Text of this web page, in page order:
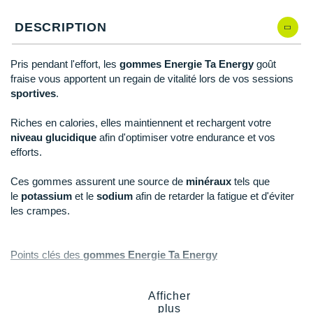
Qté: 5
Qté: 6
Qté: 7
Qté: 8
Qté: 9
DESCRIPTION
Pris pendant l'effort, les gommes Energie Ta Energy goût
fraise vous apportent un regain de vitalité lors de vos sessions
sportives.
Riches en calories, elles maintiennent et rechargent votre
niveau glucidique afin d'optimiser votre endurance et vos
efforts.
Ces gommes assurent une source de minéraux tels que
le potassium et le sodium afin de retarder la fatigue et d'éviter
les crampes.
Points clés des gommes Energie Ta Energy
Gomme à mâcher semi-solide
Afficher
plus
Scott
The North Face
Under Armour
+ Voir toutes les marques
Scott
The North Face
Under Armour
+ Voir toutes les marques
Patagonia
Saxx
Scott
+ Voir toutes les marques
+ Voir tous lesvêtements homme
PAR MARQUES
Thuasne
Under Armour
+ Voir toutes les marques
DÉSTOCKAGE
Therabody
Withings
X-Moove
+ Voir toutes les marques
DÉSTOCKAGE
+ Voir tous les produitsélectroniques
Trouvez votre montre sport GPS
Divers
Équipe de France
Jumelles
Lacets / guêtres / semelles / pointes
athlétisme
Orientation
Sac de couchage
Tours de cou
Patagonia
Raidlight
Zamst
+ Voir toutes les marques
Hoka One One
Icebreaker
La Sportiva
Merrell
Mizuno